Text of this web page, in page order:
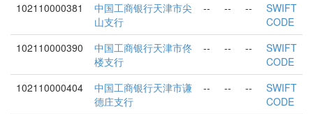
102110000381
中国工商银行天津市尖
山支行
-- -- --
SWIFT
CODE
102110000390
中国工商银行天津市佟
楼支行
-- -- --
SWIFT
CODE
102110000404
中国工商银行天津市谦
德庄支行
-- -- --
SWIFT
CODE